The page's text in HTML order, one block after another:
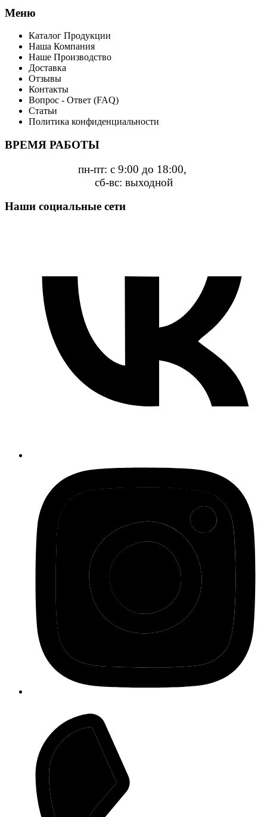
Меню
Каталог Продукции
Наша Компания
Наше Производство
Доставка
Отзывы
Контакты
Вопрос - Ответ (FAQ)
Статьи
Политика конфиденциальности
ВРЕМЯ РАБОТЫ
пн-пт: с 9:00 до 18:00,
сб-вс: выходной
Наши социальные сети